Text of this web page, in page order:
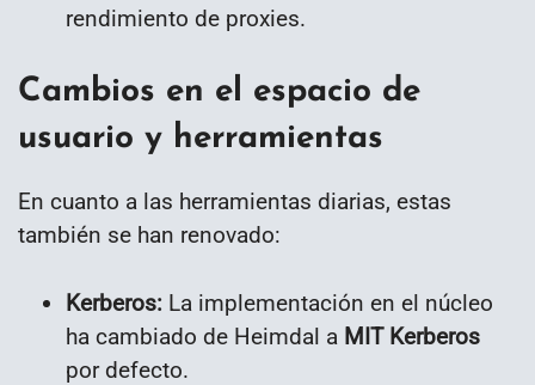
rendimiento de proxies.
Cambios en el espacio de
usuario y herramientas
En cuanto a las herramientas diarias, estas
también se han renovado:
Kerberos: La implementación en el núcleo
ha cambiado de Heimdal a MIT Kerberos
por defecto.